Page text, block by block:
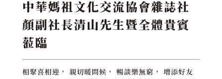
中華媽祖文化交流協會雜誌社
顏副社長清山先生暨全體貴賓
蒞臨
相聚喜相迎， 親切暖問候， 暢談樂無窮， 增添好友